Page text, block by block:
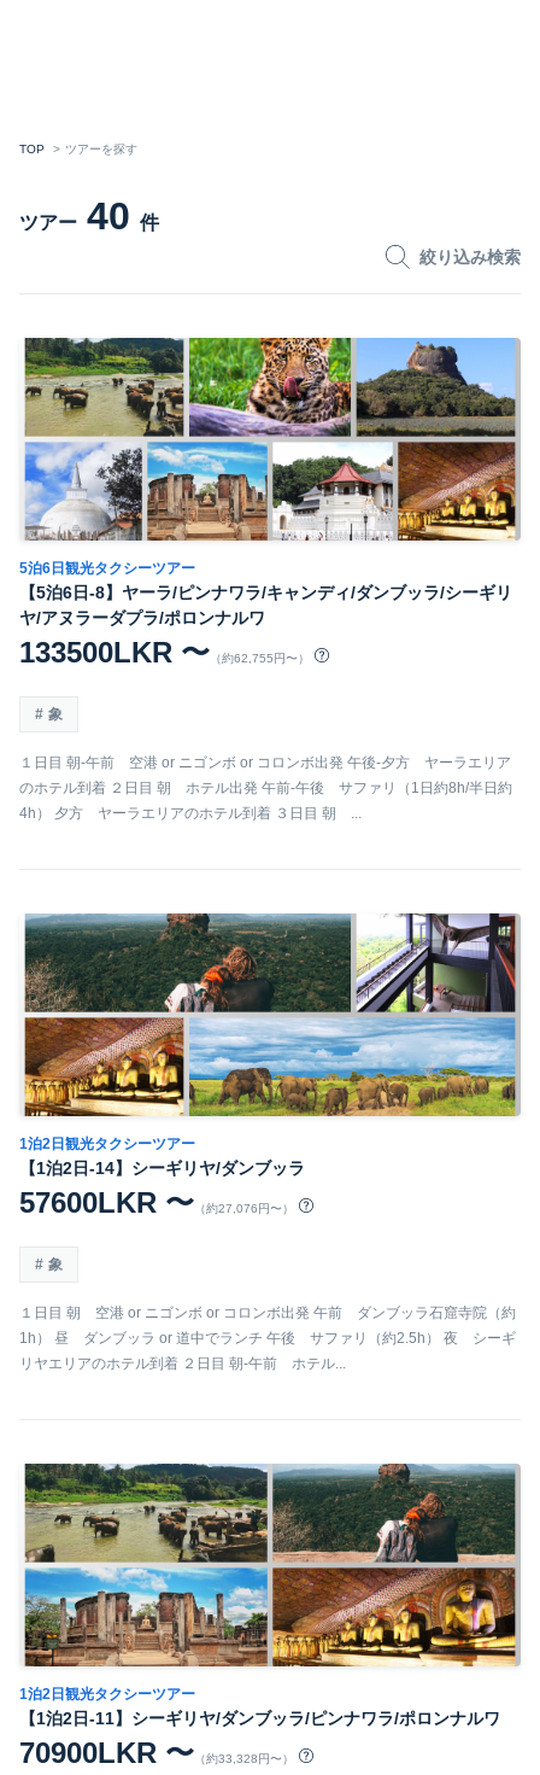
TOP ツアーを探す
ツアー 40 件
絞り込み検索
5泊6日観光タクシーツアー
【5泊6日-8】ヤーラ/ピンナワラ/キャンディ/ダンブッラ/シーギリ
ヤ/アヌラーダプラ/ポロンナルワ
133500LKR 〜 （約62,755円〜）
象
１日目 朝-午前 空港 or ニゴンボ or コロンボ出発 午後-夕方 ヤーラエリア
のホテル到着 ２日目 朝 ホテル出発 午前-午後 サファリ（1日約8h/半日約
4h） 夕方 ヤーラエリアのホテル到着 ３日目 朝 ...
1泊2日観光タクシーツアー
【1泊2日-14】シーギリヤ/ダンブッラ
57600LKR 〜 （約27,076円〜）
象
１日目 朝 空港 or ニゴンボ or コロンボ出発 午前 ダンブッラ石窟寺院（約
1h） 昼 ダンブッラ or 道中でランチ 午後 サファリ（約2.5h） 夜 シーギ
リヤエリアのホテル到着 ２日目 朝-午前 ホテル...
1泊2日観光タクシーツアー
【1泊2日-11】シーギリヤ/ダンブッラ/ピンナワラ/ポロンナルワ
70900LKR 〜 （約33,328円〜）